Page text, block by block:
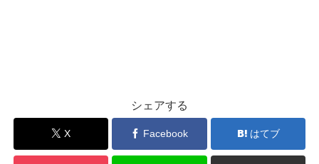
シェアする
X Facebook はてブ